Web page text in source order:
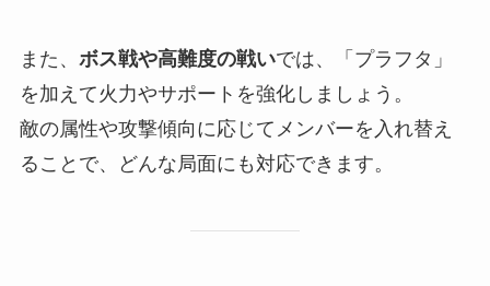
また、 ボス戦や高難度の戦いでは、「プラフタ」
を加えて火力やサポートを強化しましょう。
敵の属性や攻撃傾向に応じてメンバーを入れ替え
ることで、どんな局面にも対応できます。